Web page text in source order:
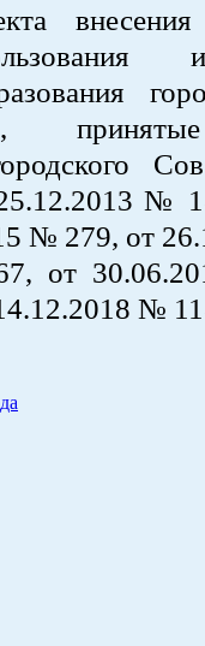
№
№ 279, от
от
№